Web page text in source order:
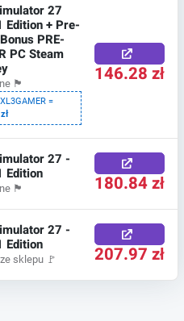
27
Edition + Pre-
PRE-
PC Steam
🏴
=
146.28 zł
27 -
Edition
🏴 180.84 zł
27 -
Edition
sklepu 🚩 207.97 zł